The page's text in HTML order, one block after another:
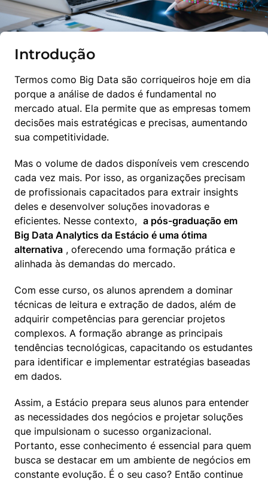
Introdução
Termos como Big Data são corriqueiros hoje em dia
porque a análise de dados é fundamental no
mercado atual. Ela permite que as empresas tomem
decisões mais estratégicas e precisas, aumentando
sua competitividade.
Mas o volume de dados disponíveis vem crescendo
cada vez mais. Por isso, as organizações precisam
de profissionais capacitados para extrair insights
deles e desenvolver soluções inovadoras e
eficientes. Nesse contexto, a pós-graduação em
Big Data Analytics da Estácio é uma ótima
alternativa , oferecendo uma formação prática e
alinhada às demandas do mercado.
Com esse curso, os alunos aprendem a dominar
técnicas de leitura e extração de dados, além de
adquirir competências para gerenciar projetos
complexos. A formação abrange as principais
tendências tecnológicas, capacitando os estudantes
para identificar e implementar estratégias baseadas
em dados.
Assim, a Estácio prepara seus alunos para entender
as necessidades dos negócios e projetar soluções
que impulsionam o sucesso organizacional.
Portanto, esse conhecimento é essencial para quem
busca se destacar em um ambiente de negócios em
constante evolução. É o seu caso? Então continue